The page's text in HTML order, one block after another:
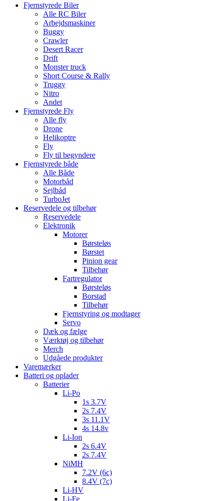
Fjernstyrede Biler
Alle RC Biler
Arbejdsmaskiner
Buggy
Crawler
Desert Racer
Drift
Monster truck
Short Course & Rally
Truggy
Nitro
Andet
Fjernstyrede Fly
Alle fly
Drone
Helikoptre
Fly
Fly til begyndere
Fjernstyrede både
Alle Både
Motorbåd
Sejlbåd
TurboJet
Reservedele og tilbehør
Reservedele
Elektronik
Motorer
Børsteløs
Børstet
Pinion gear
Tilbehør
Fartregulator
Børsteløs
Borstad
Tilbehør
Fjernstyring og modtager
Servo
Dæk og fælge
Værktøj og tilbehør
Merch
Udgåede produkter
Varemærker
Batteri og oplader
Batterier
Li-Po
1s 3.7V
2s 7.4V
3s 11.1V
4s 14.8v
Li-Ion
2s 6.4V
2s 7.4V
NiMH
7.2V (6c)
8.4V (7c)
Li-HV
Li-Fe